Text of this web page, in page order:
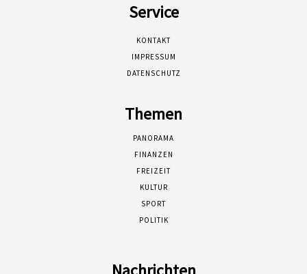
Service
KONTAKT
IMPRESSUM
DATENSCHUTZ
Themen
PANORAMA
FINANZEN
FREIZEIT
KULTUR
SPORT
POLITIK